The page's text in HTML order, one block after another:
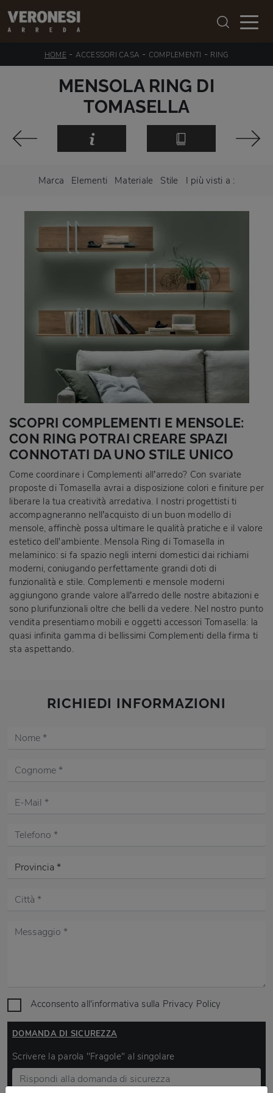
HOME - ACCESSORI CASA - COMPLEMENTI - RING
MENSOLA RING DI
TOMASELLA
Marca Elementi Materiale Stile I più visti a :
SCOPRI COMPLEMENTI E MENSOLE:
CON RING POTRAI CREARE SPAZI
CONNOTATI DA UNO STILE UNICO
Come coordinare i Complementi all’arredo? Con svariate
proposte di Tomasella avrai a disposizione colori e finiture per
liberare la tua creatività arredativa. I nostri progettisti ti
accompagneranno nell’acquisto di un buon modello di
mensole, affinchè possa ultimare le qualità pratiche e il valore
estetico dell'ambiente. Mensola Ring di Tomasella in
melaminico: si fa spazio negli interni domestici dai richiami
moderni, coniugando perfettamente grandi doti di
funzionalità e stile. Complementi e mensole moderni
aggiungono grande valore all’arredo delle nostre abitazioni e
sono plurifunzionali oltre che belli da vedere. Nel nostro punto
vendita presentiamo mobili e oggetti accessori Tomasella: la
quasi infinita gamma di bellissimi Complementi della firma ti
sta aspettando.
RICHIEDI INFORMAZIONI
Acconsento all'informativa sulla Privacy Policy
DOMANDA DI SICUREZZA
Scrivere la parola "Fragole" al singolare